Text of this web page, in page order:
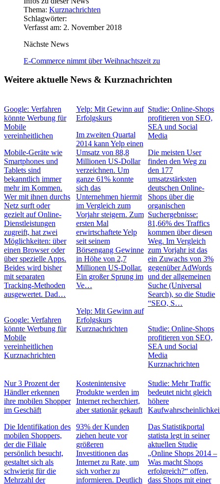
Thema: Kurznachrichten
Schlagwörter:
Verfasst am: 2. November 2018
Nächste News
E-Commerce nimmt über Weihnachtszeit zu
Weitere aktuelle News & Kurznachrichten
Google: Verfahren
könnte Werbung für
Mobile
vereinheitlichen
Mobile-Geräte wie
Smartphones und
Tablets sind
bekanntlich immer
mehr im Kommen.
Wer mit ihnen durchs
Netz surft oder
gezielt auf Online-
Dienstleistungen
zugreift, hat zwei
Möglichkeiten: über
einen Browser oder
über spezielle Apps.
Beides wird bisher
mit separaten
Tracking-Methoden
ausgewertet. Dad…
Google: Verfahren
könnte Werbung für
Mobile
vereinheitlichen
Kurznachrichten
Yelp: Mit Gewinn auf
Erfolgskurs
Im zweiten Quartal
2014 kann Yelp einen
Umsatz von 88,8
Millionen US-Dollar
verzeichnen. Um
ganze 61% konnte
sich das
Unternehmen hiermit
im Vergleich zum
Vorjahr steigern. Zum
ersten Mal
erwirtschaftete Yelp
seit seinem
Börsengang Gewinne
in Höhe von 2,7
Millionen US-Dollar.
Ein großer Sprung im
Ve…
Yelp: Mit Gewinn auf
Erfolgskurs
Kurznachrichten
Studie: Online-Shops
profitieren von SEO,
SEA und Social
Media
Die meisten User
finden den Weg zu
den 177
umsatzstärksten
deutschen Online-
Shops über die
organischen
Suchergebnisse:
81,66% des Traffics
kommen über diesen
Weg. Im Vergleich
zum Vorjahr ist das
ein Zuwachs von 3%
gegenüber AdWords
und der allgemeinen
Suche (Universal
Search), so die Studie
“SEO, S…
Studie: Online-Shops
profitieren von SEO,
SEA und Social
Media
Kurznachrichten
Nur 3 Prozent der
Händler erkennen
ihre mobilen Shopper
im Geschäft
Die Identifikation des
mobilen Shoppers,
der die Filiale
persönlich besucht,
gestaltet sich als
schwierig für die
Mehrzahl der
Kostenintensive
Produkte werden im
Internet recherchiert,
aber stationär gekauft
93% der Kunden
ziehen heute vor
größeren
Investitionen das
Internet zu Rate, um
sich vorher zu
informieren. Deutlich
Studie: Mehr Traffic
bedeutet nicht gleich
höhere
Das Statistikportal
statista legt in seiner
aktuellen Studie
„Online Shops 2014 –
Was macht Shops
erfolgreich?“ offen,
dass Shops mit einer